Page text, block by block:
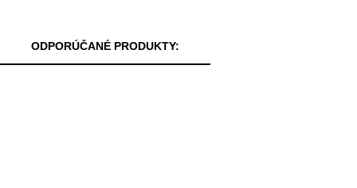
ODPORÚČANÉ PRODUKTY: